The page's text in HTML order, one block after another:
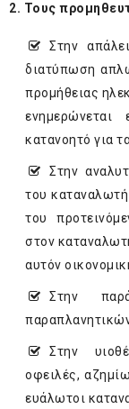
2. Τους
Στην
διατύπωση
προμήθειας
κατανοητό για
Στην
του
του
στον
αυτόν
Στην
Στην
οφειλές,
ευάλωτοι